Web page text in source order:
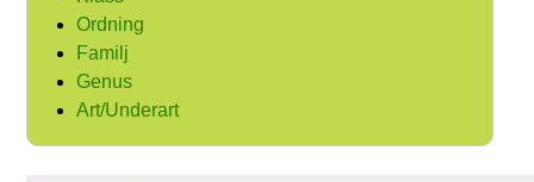
Ordning
Familj
Genus
Art/Underart